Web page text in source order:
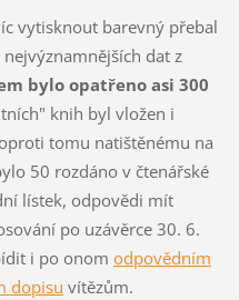
vytisknout barevný přebal
dat z
bylo opatřeno asi 300
knih byl vložen i
tomu natištěnému na
50 rozdáno v čtenářské
lístek, odpovědi mít
po uzávěrce 30. 6.
i po onom odpovědním
dopisu vítězům.